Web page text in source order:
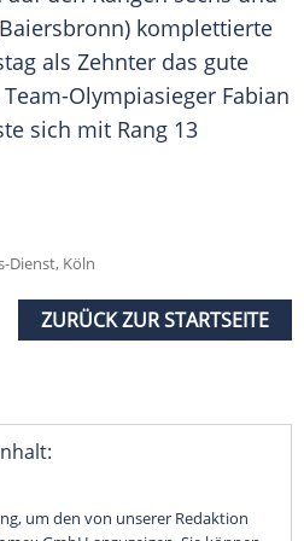
komplettierte
als Zehnter das gute
Olympiasieger Fabian
sich mit Rang 13
Dienst, Köln
ZURÜCK ZUR STARTSEITE
um den von unserer Redaktion